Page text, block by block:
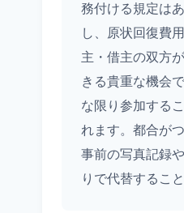
務付ける規定は
し、原状回復費
主・借主の双方
きる貴重な機会
な限り参加する
れます。都合が
事前の写真記録
りで代替するこ